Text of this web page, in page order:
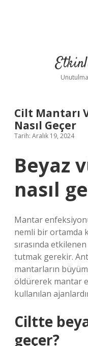
Cilt Mantarı
Nasıl Geçer
Tarih: Aralık 19, 2024
Beyaz
nasıl
Mantar
nemli bir ortamda
sırasında
tutmak gerekir.
mantarların
öldürerek mantar
kullanılan
Ciltte
geçer?